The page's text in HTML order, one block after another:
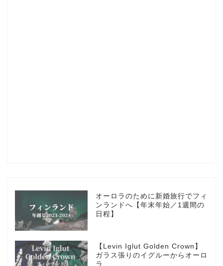
オーロラのために新婚旅行でフィ
ンランドへ【年末年始／1週間の
日程】
【Levin Iglut Golden Crown】
ガラス張りのイグルーからオーロ
ラ
HOTEL
TRAVEL